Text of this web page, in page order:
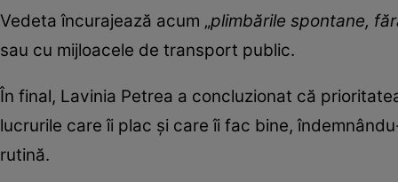
Vedeta încurajează acum „plimbările spontane,
sau cu mijloacele de transport public.
În final, Lavinia Petrea a concluzionat că
lucrurile care îi plac și care îi fac bine,
rutină.